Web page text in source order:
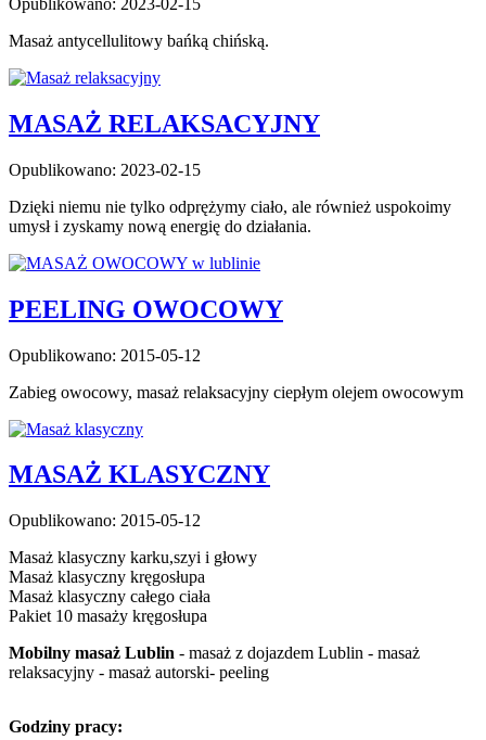
Masaż antycellulitowy bańką chińską.
MASAŻ RELAKSACYJNY
Opublikowano: 2023-02-15
Dzięki niemu nie tylko odprężymy ciało, ale również uspokoimy
umysł i zyskamy nową energię do działania.
PEELING OWOCOWY
Opublikowano: 2015-05-12
Zabieg owocowy, masaż relaksacyjny ciepłym olejem owocowym
MASAŻ KLASYCZNY
Opublikowano: 2015-05-12
Masaż klasyczny karku,szyi i głowy
Masaż klasyczny kręgosłupa
Masaż klasyczny całego ciała
Pakiet 10 masaży kręgosłupa
Mobilny masaż Lublin - masaż z dojazdem Lublin - masaż
relaksacyjny - masaż autorski- peeling
Godziny pracy: